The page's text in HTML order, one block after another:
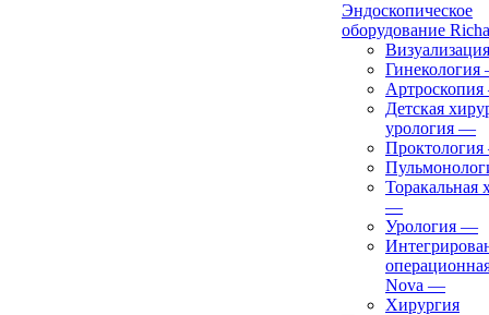
Эндоскопическое
оборудование
Визуализация
Гинекология
Артроскопия
Детская
урология —
Проктология
Торакальная
—
Урология —
Nova —
Хирургия